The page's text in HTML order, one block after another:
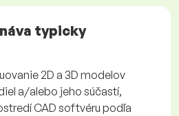
typicky
2D a 3D modelov
a/alebo jeho súčastí,
CAD softvéru podľa